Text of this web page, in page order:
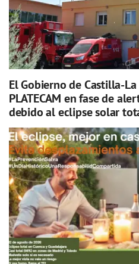
El Gobierno de Castilla-
PLATECAM en fase de
debido al eclipse solar